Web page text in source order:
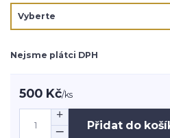
Nejsme plátci DPH
500 Kč/ks
Přidat do